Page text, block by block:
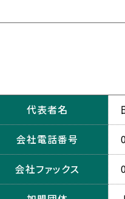
代表者名
会社電話番号
会社ファックス